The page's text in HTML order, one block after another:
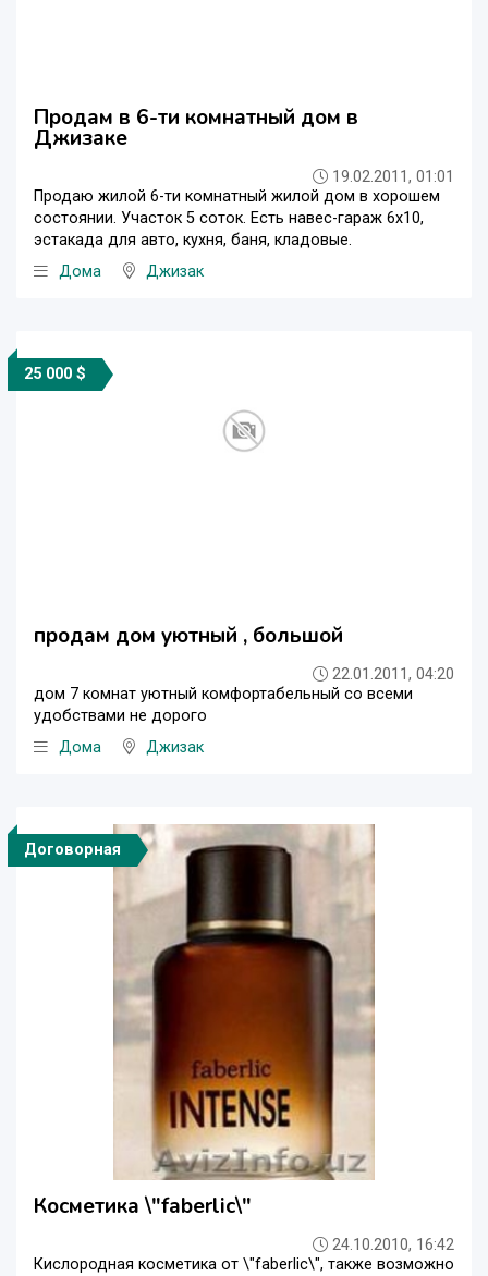
Продам в 6-ти комнатный дом в
Джизаке
19.02.2011, 01:01
Продаю жилой 6-ти комнатный жилой дом в хорошем
состоянии. Участок 5 соток. Есть навес-гараж 6х10,
эстакада для авто, кухня, баня, кладовые.
Дома
Джизак
25 000 $
продам дом уютный , большой
22.01.2011, 04:20
дом 7 комнат уютный комфортабельный со всеми
удобствами не дорого
Дома
Джизак
Договорная
Косметика \"faberlic\"
24.10.2010, 16:42
Кислородная косметика от \"faberlic\", также возможно